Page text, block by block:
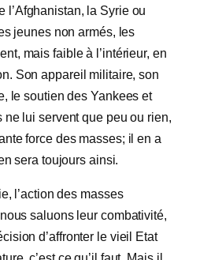
l’Afghanistan, la Syrie ou
jeunes non armés, les
mais faible à l’intérieur, en
Son appareil militaire, son
le soutien des Yankees et
ne lui servent que peu ou rien,
force des masses; il en a
sera toujours ainsi.
l’action des masses
saluons leur combativité,
d’affronter le vieil Etat